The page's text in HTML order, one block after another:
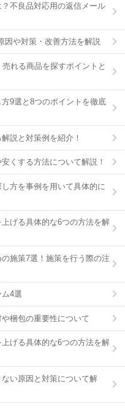
不良品対応用の返信メール
因や対策・改善方法を解説
れる商品を探すポイントと
9選と8つのポイントを徹底
説と対策例を紹介！
くする方法について解説！
方を事例を用いて具体的に
げる具体的な6つの方法を解
施策7選！施策を行う際の注
ム4選
梱包の重要性について
げる具体的な6つの方法を解
い原因と対策について解